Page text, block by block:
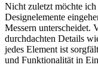
Nicht zuletzt möchte ich
Designelemente
Messern unterscheidet.
durchdachten Details
jedes Element ist
und Funktionalität in